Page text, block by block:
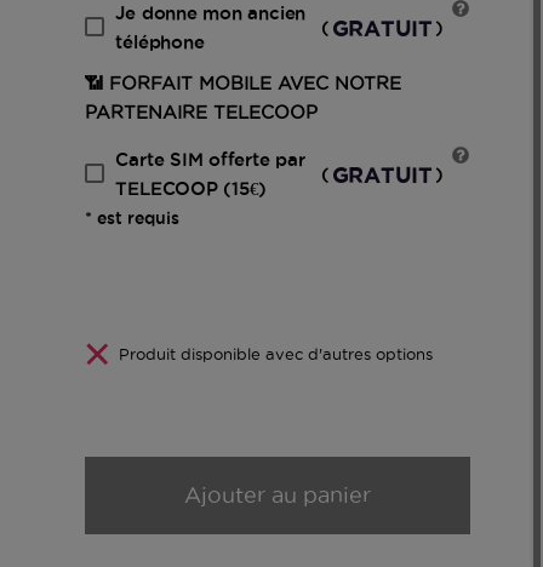
Je donne mon ancien
téléphone
( GRATUIT )
📶 FORFAIT MOBILE AVEC NOTRE
PARTENAIRE TELECOOP
Carte SIM offerte par
TELECOOP (15€)
( GRATUIT )
* est requis
Produit disponible avec d'autres options
Ajouter au panier